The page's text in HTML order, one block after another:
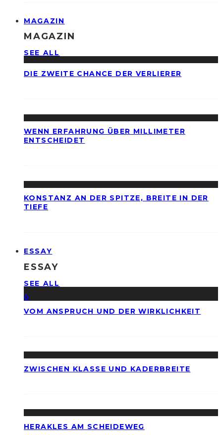
MAGAZIN
MAGAZIN
SEE ALL
DIE ZWEITE CHANCE DER VERLIERER
WENN ERFAHRUNG ÜBER MILLIMETER
ENTSCHEIDET
KONSTANZ AN DER SPITZE, BREITE IN DER
TIEFE
ESSAY
ESSAY
SEE ALL
0
VOM ANSPRUCH UND DER WIRKLICHKEIT
ZWISCHEN KLASSE UND KADERBREITE
HERAKLES AM SCHEIDEWEG